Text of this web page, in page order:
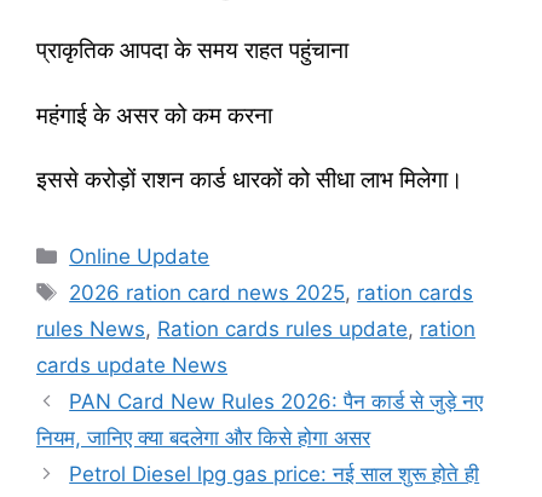
प्राकृतिक आपदा के समय राहत पहुंचाना
महंगाई के असर को कम करना
इससे करोड़ों राशन कार्ड धारकों को सीधा लाभ मिलेगा।
Categories
Online Update
Tags
2026 ration card news 2025, ration cards
rules News, Ration cards rules update, ration
cards update News
PAN Card New Rules 2026: पैन कार्ड से जुड़े नए
नियम, जानिए क्या बदलेगा और किसे होगा असर
Petrol Diesel lpg gas price: नई साल शुरू होते ही